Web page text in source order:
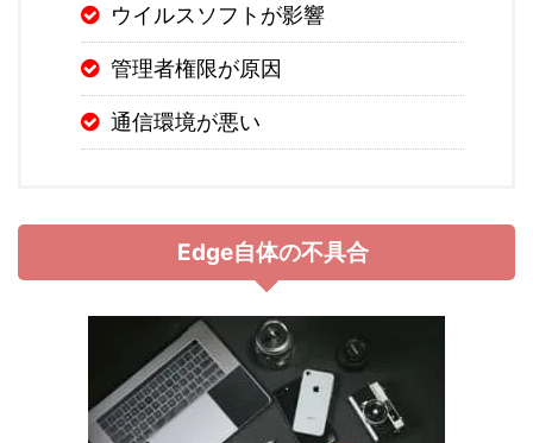
ウイルスソフトが影響
管理者権限が原因
通信環境が悪い
Edge自体の不具合